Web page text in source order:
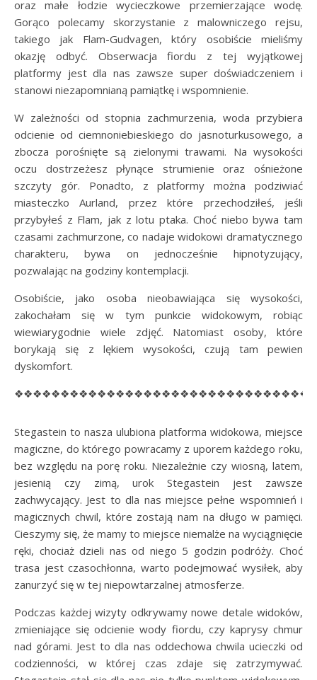
oraz małe łodzie wycieczkowe przemierzające wodę.
Gorąco polecamy skorzystanie z malowniczego rejsu,
takiego jak Flam-Gudvagen, który osobiście mieliśmy
okazję odbyć. Obserwacja fiordu z tej wyjątkowej
platformy jest dla nas zawsze super doświadczeniem i
stanowi niezapomnianą pamiątkę i wspomnienie.
W zależności od stopnia zachmurzenia, woda przybiera
odcienie od ciemnoniebieskiego do jasnoturkusowego, a
zbocza porośnięte są zielonymi trawami. Na wysokości
oczu dostrzeżesz płynące strumienie oraz ośnieżone
szczyty gór. Ponadto, z platformy można podziwiać
miasteczko Aurland, przez które przechodziłeś, jeśli
przybyłeś z Flam, jak z lotu ptaka. Choć niebo bywa tam
czasami zachmurzone, co nadaje widokowi dramatycznego
charakteru, bywa on jednocześnie hipnotyzujący,
pozwalając na godziny kontemplacji.
Osobiście, jako osoba nieobawiająca się wysokości,
zakochałam się w tym punkcie widokowym, robiąc
wiewiarygodnie wiele zdjęć. Natomiast osoby, które
borykają się z lękiem wysokości, czują tam pewien
dyskomfort.
Stegastein to nasza ulubiona platforma widokowa, miejsce
magiczne, do którego powracamy z uporem każdego roku,
bez względu na porę roku. Niezależnie czy wiosną, latem,
jesienią czy zimą, urok Stegastein jest zawsze
zachwycający. Jest to dla nas miejsce pełne wspomnień i
magicznych chwil, które zostają nam na długo w pamięci.
Cieszymy się, że mamy to miejsce niemalże na wyciągnięcie
ręki, chociaż dzieli nas od niego 5 godzin podróży. Choć
trasa jest czasochłonna, warto podejmować wysiłek, aby
zanurzyć się w tej niepowtarzalnej atmosferze.
Podczas każdej wizyty odkrywamy nowe detale widoków,
zmieniające się odcienie wody fiordu, czy kaprysy chmur
nad górami. Jest to dla nas oddechowa chwila ucieczki od
codzienności, w której czas zdaje się zatrzymywać.